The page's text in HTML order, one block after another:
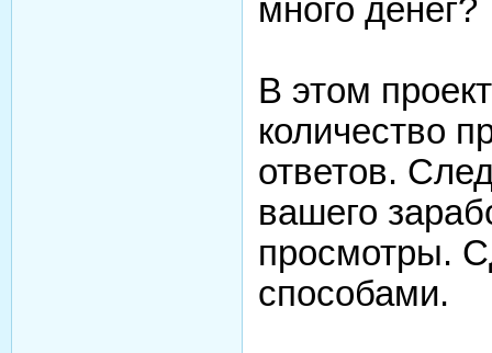
много денег?
В этом
количество
ответов.
вашего
просмотры.
способами.